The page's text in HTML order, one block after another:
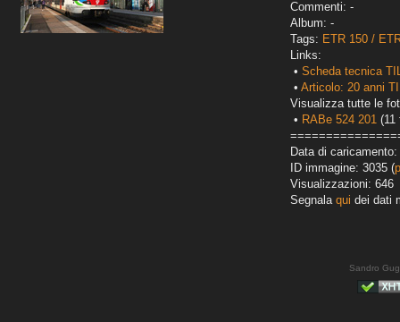
Commenti: -
Album: -
Tags: ETR 150 /
Links:
• Scheda tecnica
• Articolo: 20 anni
Visualizza tutte le
• RABe 524 201 (11
Data di
ID immagine: 3035 (
Visualizzazioni: 646
Segnala qui dei dati
Sandro